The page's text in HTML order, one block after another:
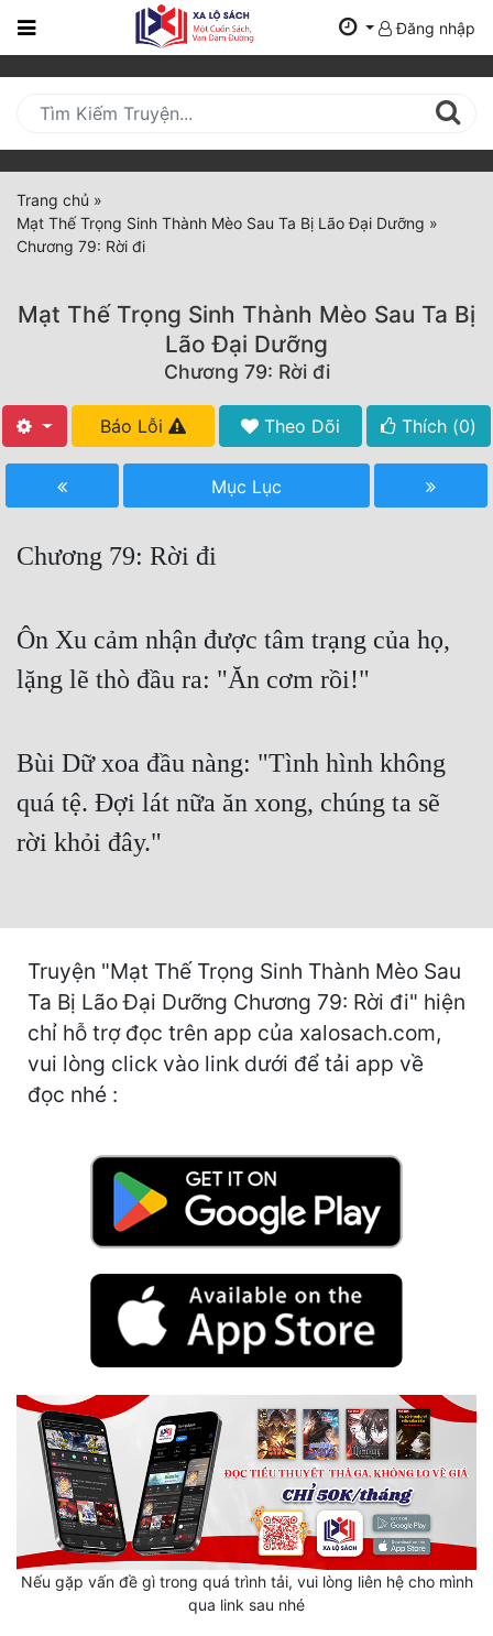
Trang
Mới
Cập
Nhật
(current)
BXH
Truyện Mới Ra
Hoàn Thành
Hậu Cung
Xa Lộ Dịch
Cổ Tiên Hiệp
Cổ Đại
Du Hí
Dã Sử
Huyền Huyễn
Huyền Nghi
Huyền Ảo
Hài Hước
Hệ Thống
Học Đường
Đăng nhập
Trang chủ »
Mạt Thế Trọng Sinh Thành Mèo Sau Ta Bị Lão Đại Dưỡng »
Chương 79: Rời đi
Mạt Thế Trọng Sinh Thành Mèo Sau Ta Bị
Lão Đại Dưỡng
Chương 79: Rời đi
Báo Lỗi Theo Dõi Thích (0)
Mục Lục
Chương 79: Rời đi
Ôn Xu cảm nhận được tâm trạng của họ,
lặng lẽ thò đầu ra: "Ăn cơm rồi!"
Bùi Dữ xoa đầu nàng: "Tình hình không
quá tệ. Đợi lát nữa ăn xong, chúng ta sẽ
rời khỏi đây."
Truyện "Mạt Thế Trọng Sinh Thành Mèo Sau
Ta Bị Lão Đại Dưỡng Chương 79: Rời đi" hiện
chỉ hỗ trợ đọc trên app của xalosach.com,
vui lòng click vào link dưới để tải app về
đọc nhé :
Nếu gặp vấn đề gì trong quá trình tải, vui lòng liên hệ cho mình
qua link sau nhé